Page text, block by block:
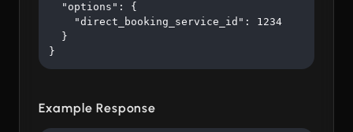
  "options": {
    "direct_booking_service_id": 1234
  }
}
Example Response